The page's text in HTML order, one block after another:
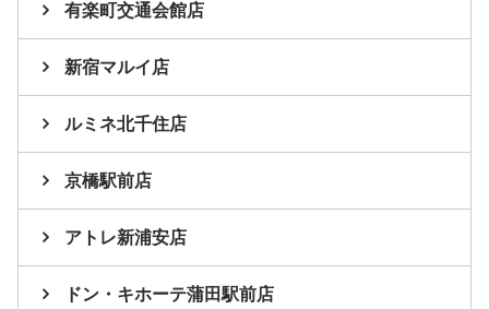
有楽町交通会館店
新宿マルイ店
ルミネ北千住店
京橋駅前店
アトレ新浦安店
ドン・キホーテ蒲田駅前店